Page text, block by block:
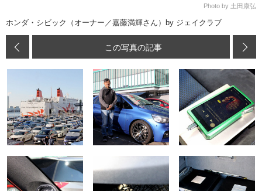
Photo by 土田康弘
ホンダ・シビック（オーナー／嘉藤満輝さん）by ジェイクラブ
この写真の記事